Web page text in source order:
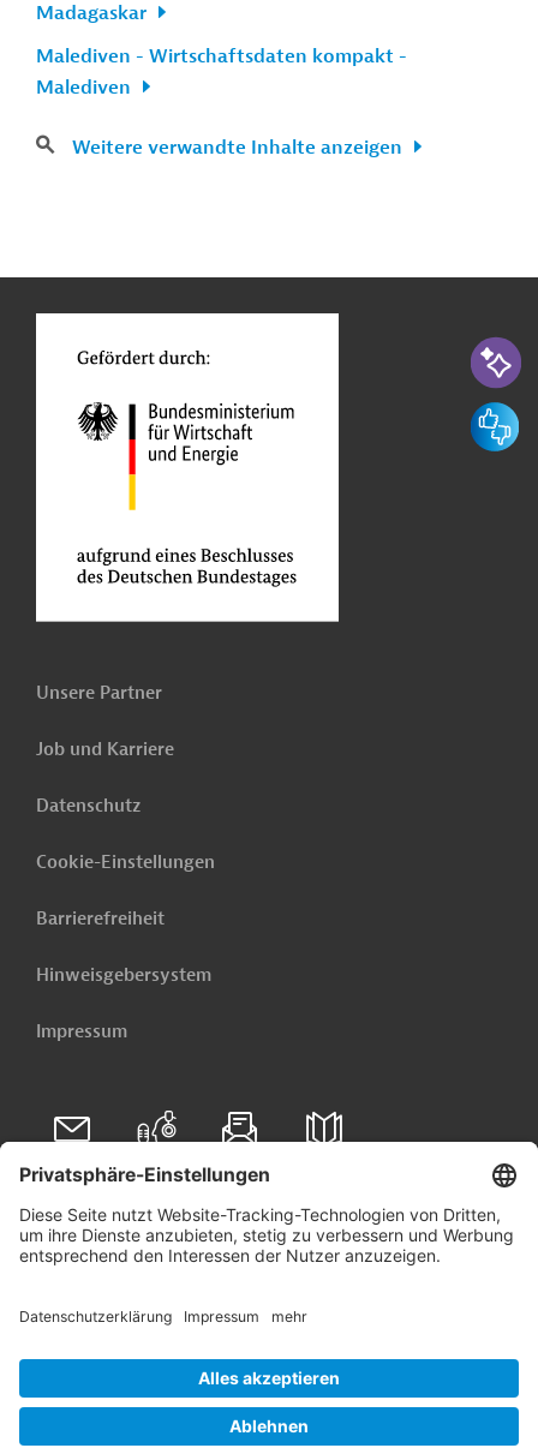
Madagaskar
Malediven - Wirtschaftsdaten kompakt -
Malediven
Weitere verwandte Inhalte anzeigen
Unsere Partner
Job und Karriere
Datenschutz
Cookie-Einstellungen
Barrierefreiheit
Hinweisgebersystem
Impressum
Folgen Sie uns auf
Linkedin
© 2026 Germany Trade & Invest
KI-